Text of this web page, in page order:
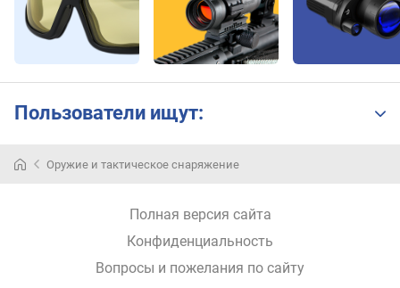
Пользователи ищут:
времяОружие и тактическое снаряжение
Полная версия сайта
Конфиденциальность
Вопросы и пожелания по сайту